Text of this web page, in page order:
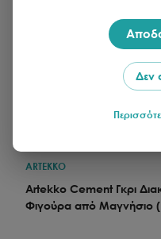
ARTEKKO
Artekko Cement Γκρι
Φιγούρα από Μαγνήσιο
Δεν